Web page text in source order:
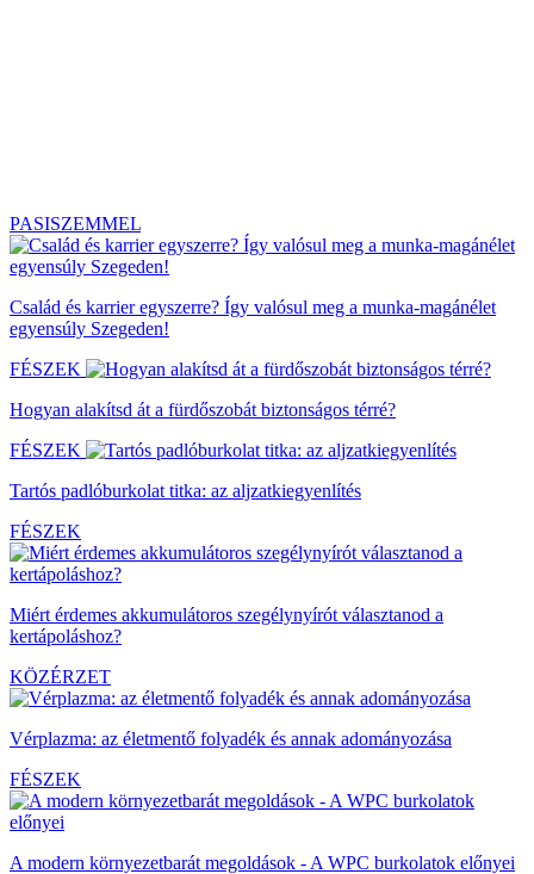
PASISZEMMEL
Család és karrier egyszerre? Így valósul meg a munka-magánélet
egyensúly Szegeden!
FÉSZEK
Hogyan alakítsd át a fürdőszobát biztonságos térré?
FÉSZEK
Tartós padlóburkolat titka: az aljzatkiegyenlítés
FÉSZEK
Miért érdemes akkumulátoros szegélynyírót választanod a
kertápoláshoz?
KÖZÉRZET
Vérplazma: az életmentő folyadék és annak adományozása
FÉSZEK
A modern környezetbarát megoldások - A WPC burkolatok előnyei